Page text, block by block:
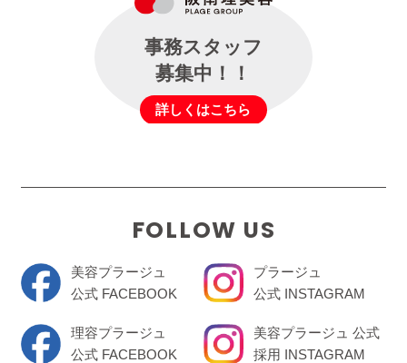
事務スタッフ
募集中！！
詳しくはこちら
FOLLOW US
美容プラージュ
公式 FACEBOOK
理容プラージュ
公式 FACEBOOK
プラージュ
公式 INSTAGRAM
美容プラージュ 公式
採用 INSTAGRAM